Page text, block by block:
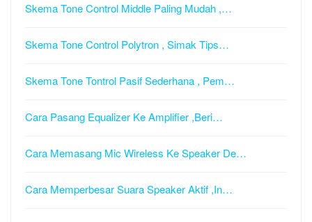
Skema Tone Control Middle Paling Mudah ,…
Skema Tone Control Polytron , Simak Tips…
Skema Tone Tontrol Pasif Sederhana , Pem…
Cara Pasang Equalizer Ke Amplifier ,Beri…
Cara Memasang Mic Wireless Ke Speaker De…
Cara Memperbesar Suara Speaker Aktif ,In…